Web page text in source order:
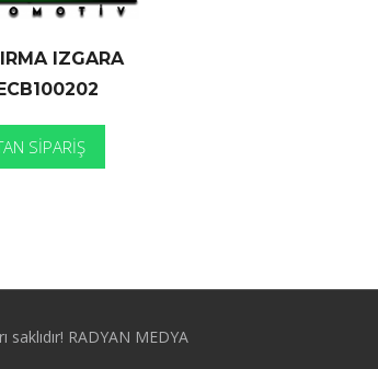
IZGARA
SIPARIŞ
RADYAN MEDYA